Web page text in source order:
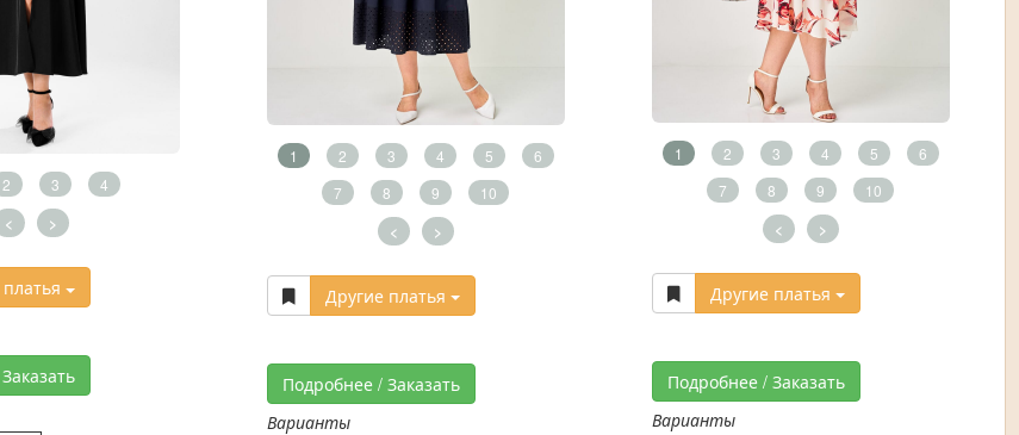
2 3 4
< >
1 2 3 4 5
6
7
8 9 10
< >
Другие платья
Подробнее / Заказать
Варианты
1 2 3 4 5
6
7
8 9 10
< >
Другие платья
Подробнее / Заказать
Варианты